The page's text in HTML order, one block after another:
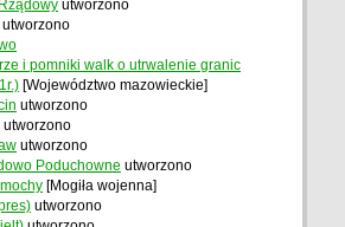
utworzono
utworzono
i pomniki walk o utrwalenie granic
[Województwo mazowieckie]
utworzono
utworzono
utworzono
Poduchowne utworzono
[Mogiła wojenna]
utworzono